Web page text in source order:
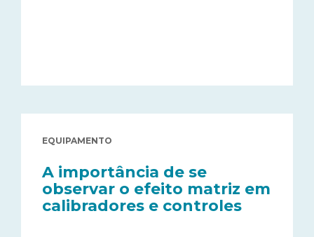
EQUIPAMENTO
A importância de se
observar o efeito matriz em
calibradores e controles